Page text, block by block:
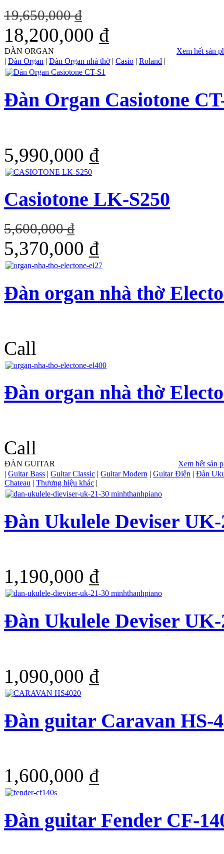
19,650,000 ₫
18,200,000 ₫
ĐÀN ORGAN
Xem hết sản
| Đàn Organ | Đàn Organ nhà thờ| Casio | Roland |
Đàn Organ Casiotone
5,990,000 ₫
Casiotone LK-S250
5,600,000 ₫
5,370,000 ₫
Đàn organ nhà thờ
Call
Đàn organ nhà thờ
Call
ĐÀN GUITAR
Xem hết sản
| Guitar Bass | Guitar Classic | Guitar Modern | Guitar Điện | Đàn
Chateau | Thương hiệu khác |
Đàn Ukulele Deviser UK-
1,190,000 ₫
Đàn Ukulele Deviser UK-
1,090,000 ₫
Đàn guitar Caravan HS-
1,600,000 ₫
Đàn guitar Fender CF-